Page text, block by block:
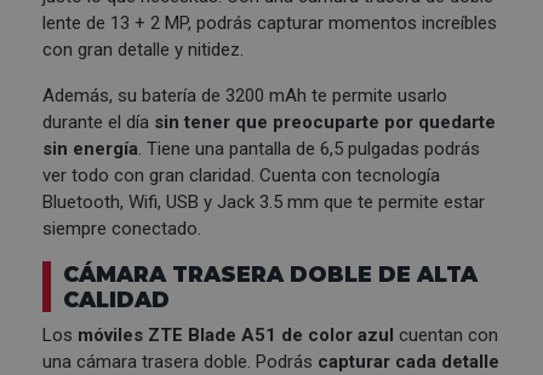
lente de 13 + 2 MP, podrás capturar momentos increíbles
con gran detalle y nitidez.
Además, su batería de 3200 mAh te permite usarlo
durante el día sin tener que preocuparte por quedarte
sin energía . Tiene una pantalla de 6,5 pulgadas podrás
ver todo con gran claridad. Cuenta con tecnología
Bluetooth, Wifi, USB y Jack 3.5 mm que te permite estar
siempre conectado.
CÁMARA TRASERA DOBLE DE ALTA
CALIDAD
Los móviles ZTE Blade A51 de color azul cuentan con
una cámara trasera doble. Podrás capturar cada detalle